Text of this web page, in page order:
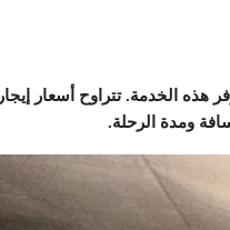
الخدمة. تتراوح أسعار إيجار
ومدة الرحلة.